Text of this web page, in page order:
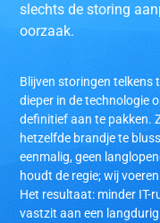
slechts de storing
oorzaak.
Blijven storingen telkens
dieper in de technologie
definitief aan te pakken.
hetzelfde brandje te
eenmalig, geen
houdt de regie; wij
Het resultaat: minder IT-
vastzit aan een